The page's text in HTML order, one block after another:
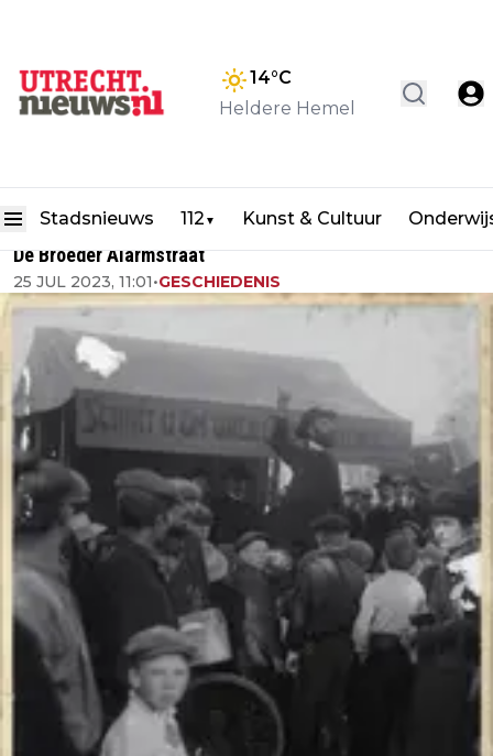
14°C
Heldere Hemel
Stadsnieuws 112 ▼ Kunst & Cultuur
De Broeder Alarmstraat
25 JUL 2023, 11:01•GESCHIEDENIS